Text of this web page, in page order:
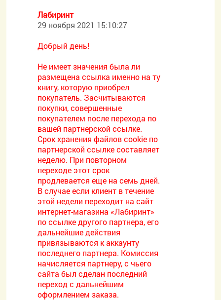
Лабиринт
29 ноября 2021 15:10:27
Добрый день!
Не имеет значения была ли
размещена ссылка именно на ту
книгу, которую приобрел
покупатель. Засчитываются
покупки, совершенные
покупателем после перехода по
вашей партнерской ссылке.
Срок хранения файлов cookie по
партнерской ссылке составляет
неделю. При повторном
переходе этот срок
продлевается еще на семь дней.
В случае если клиент в течение
этой недели переходит на сайт
интернет-магазина «Лабиринт»
по ссылке другого партнера, его
дальнейшие действия
привязываются к аккаунту
последнего партнера. Комиссия
начисляется партнеру, с чьего
сайта был сделан последний
переход с дальнейшим
оформлением заказа.